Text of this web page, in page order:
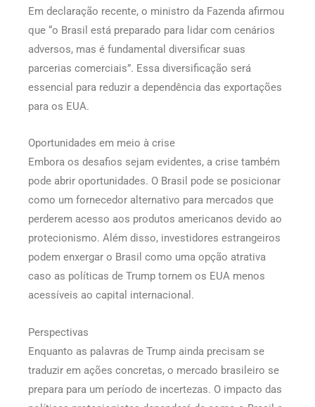
Em declaração recente, o ministro da Fazenda afirmou
que “o Brasil está preparado para lidar com cenários
adversos, mas é fundamental diversificar suas
parcerias comerciais”. Essa diversificação será
essencial para reduzir a dependência das exportações
para os EUA.
Oportunidades em meio à crise
Embora os desafios sejam evidentes, a crise também
pode abrir oportunidades. O Brasil pode se posicionar
como um fornecedor alternativo para mercados que
perderem acesso aos produtos americanos devido ao
protecionismo. Além disso, investidores estrangeiros
podem enxergar o Brasil como uma opção atrativa
caso as políticas de Trump tornem os EUA menos
acessíveis ao capital internacional.
Perspectivas
Enquanto as palavras de Trump ainda precisam se
traduzir em ações concretas, o mercado brasileiro se
prepara para um período de incertezas. O impacto das